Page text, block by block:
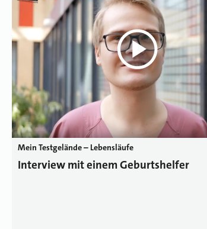
Mein Testgelände – Lebensläufe
Interview mit einem Geburtshelfer